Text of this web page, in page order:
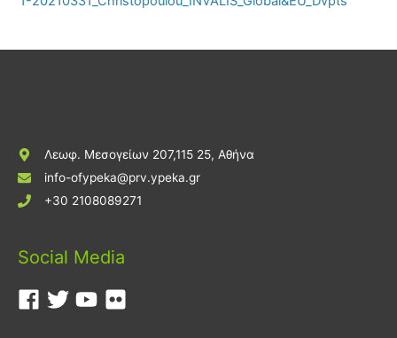
Λεωφ. Μεσογείων 207,115 25, Αθήνα
info-ofypeka@prv.ypeka.gr
+30 2108089271
Social Media